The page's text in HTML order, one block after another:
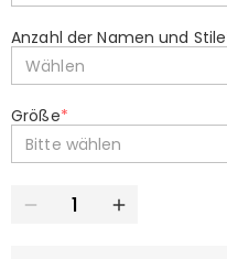
Anzahl der Namen und Stile
Wählen
Größe*
Bitte wählen